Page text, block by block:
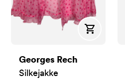
Kjøp
Georges Rech
Silkejakke